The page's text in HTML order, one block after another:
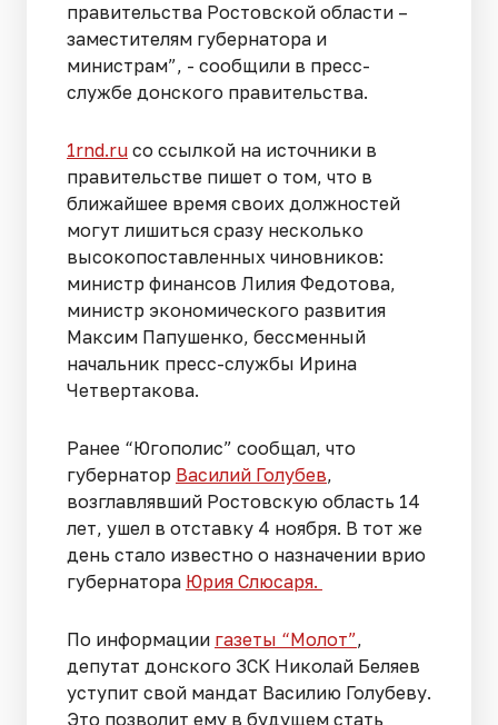
правительства Ростовской области –
заместителям губернатора и
министрам”, - сообщили в пресс-
службе донского правительства.
1rnd.ru со ссылкой на источники в
правительстве пишет о том, что в
ближайшее время своих должностей
могут лишиться сразу несколько
высокопоставленных чиновников:
министр финансов Лилия Федотова,
министр экономического развития
Максим Папушенко, бессменный
начальник пресс-службы Ирина
Четвертакова.
Ранее “Югополис” сообщал, что
губернатор Василий Голубев,
возглавлявший Ростовскую область 14
лет, ушел в отставку 4 ноября. В тот же
день стало известно о назначении врио
губернатора Юрия Слюсаря.
По информации газеты “Молот”,
депутат донского ЗСК Николай Беляев
уступит свой мандат Василию Голубеву.
Это позволит ему в будущем стать